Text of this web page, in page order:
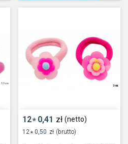
12* 0,41 zł (netto)
12* 0,50 zł (brutto)